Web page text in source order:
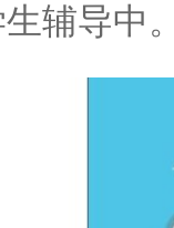
辅导中。